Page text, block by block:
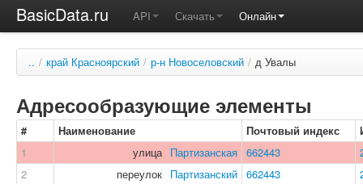
BasicData.ru API Скачать Онлайн
.. / край Красноярский / р-н Новоселовский / д Увалы
Адресообразующие элементы
# Наименование Почтовый индекс
1
улица Партизанская 662443
2
переулок Партизанский 662443